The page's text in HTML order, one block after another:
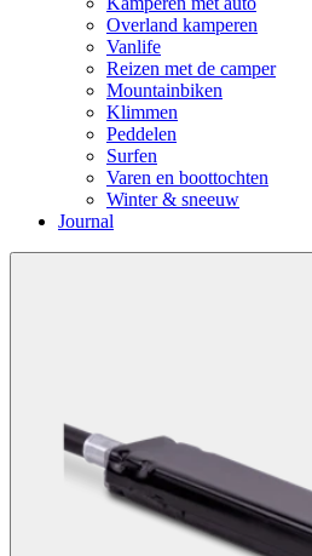
Overland kamperen
Vanlife
Reizen met de camper
Mountainbiken
Klimmen
Peddelen
Surfen
Varen en boottochten
Winter & sneeuw
Journal